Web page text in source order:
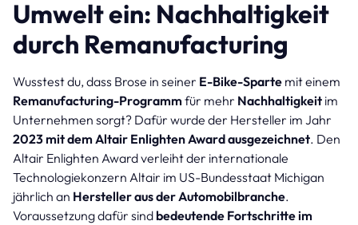
Umwelt ein: Nachhaltigkeit
durch Remanufacturing
Wusstest du, dass Brose in seiner E-Bike-Sparte mit einem
Remanufacturing-Programmfür mehr Nachhaltigkeit im
Unternehmen sorgt? Dafür wurde der Hersteller im Jahr
2023 mit dem Altair Enlighten Award​ ausgezeichnet. Den
Altair Enlighten Award​ verleiht der internationale
Technologiekonzern Altair im US-Bundesstaat Michigan
jährlich an Hersteller aus der Automobilbranche.
Voraussetzung dafür sind bedeutende Fortschritte im